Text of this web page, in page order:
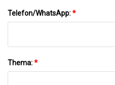
Telefon/WhatsApp:*
Thema:*